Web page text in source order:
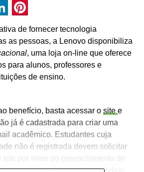
Pinterest
de fornecer tecnologia
as pessoas, a Lenovo disponibiliza
, uma loja on-line que oferece
para alunos, professores e
de ensino.
benefício, basta acessar o site e
já é cadastrada para criar uma
acadêmico. Estudantes cuja
não é registrada devem solicitar